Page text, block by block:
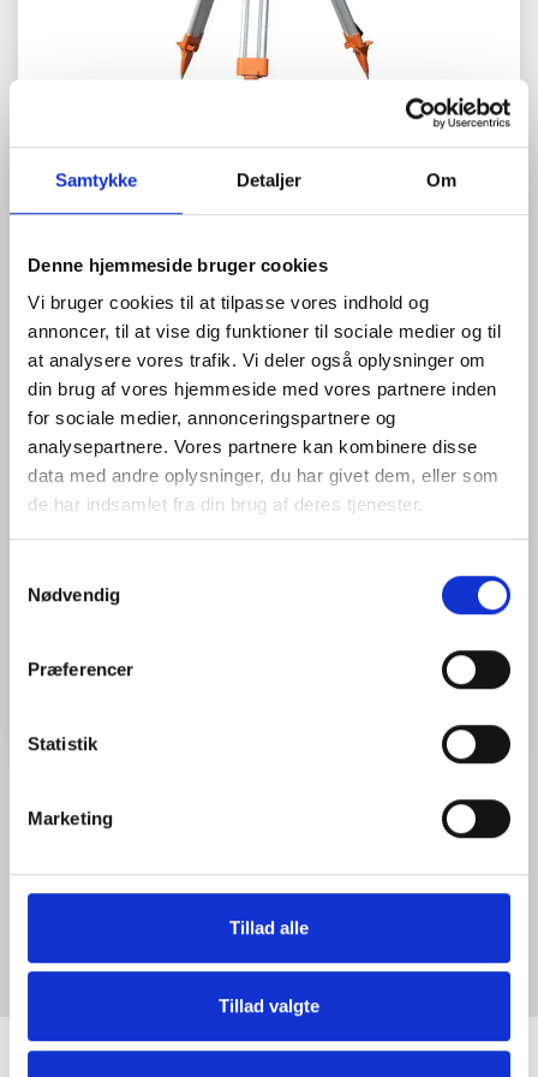
Samtykke Detaljer Om
Denne hjemmeside bruger cookies
Vi bruger cookies til at tilpasse vores indhold og
annoncer, til at vise dig funktioner til sociale medier og til
at analysere vores trafik. Vi deler også oplysninger om
din brug af vores hjemmeside med vores partnere inden
for sociale medier, annonceringspartnere og
analysepartnere. Vores partnere kan kombinere disse
data med andre oplysninger, du har givet dem, eller som
de har indsamlet fra din brug af deres tjenester.
Nødvendig
Præferencer
Statistik
Marketing
Tillad alle
Tillad valgte
Zoom
0anmeldelser Skriv anmeldelse
690,00 DKK
(862,50 DKK
Tredfod i størrelsen 87-156 cm. med klemmer. Stativet er i
letvægts aluminium og er velegnet til rotationslasere.
Model/varenr.:
LÆS MERE...
BESKRIVELSE
Tredfod i størrelsen 87-156 cm. med klemmer. Stativet er i
letvægts aluminium og er velegnet til rotationslasere.
INFORMATIONER